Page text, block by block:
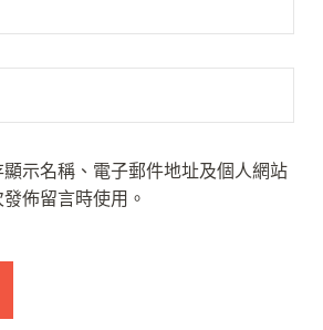
顯示名稱、電子郵件地址及個人網站
佈留言時使用。